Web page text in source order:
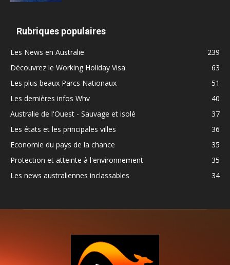
Rubriques populaires
Les News en Australie
239
Découvrez le Working Holiday Visa
63
Les plus beaux Parcs Nationaux
51
Les dernières infos Whv
40
Australie de l'Ouest - Sauvage et isolé
37
Les états et les principales villes
36
Economie du pays de la chance
35
Protection et atteinte à l'environnement
35
Les news australiennes inclassables
34